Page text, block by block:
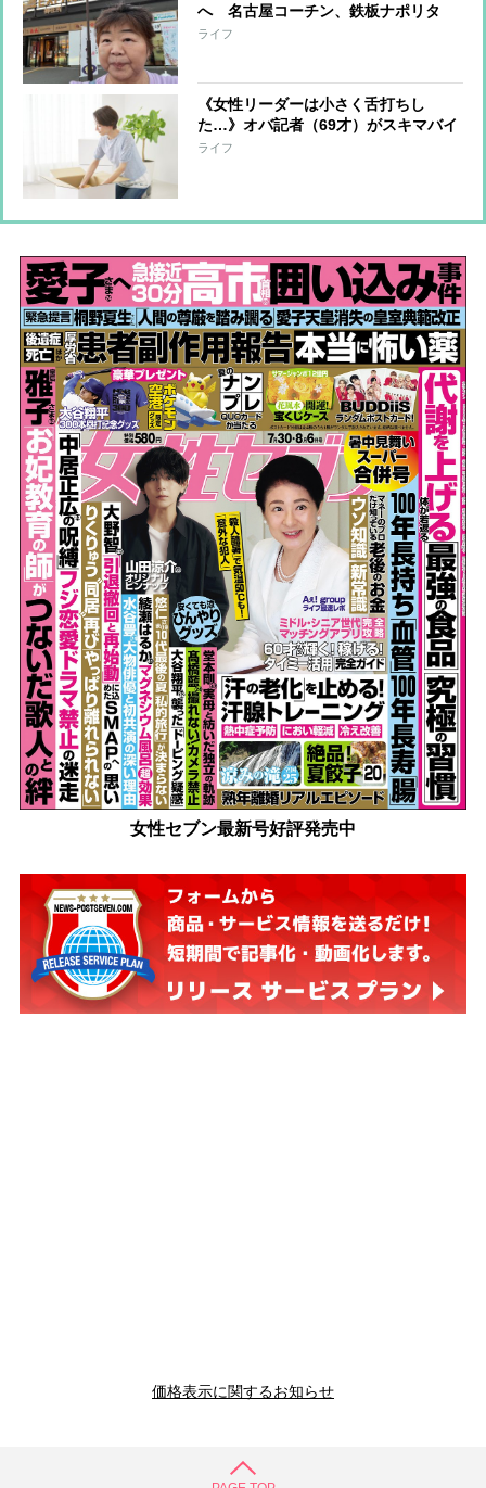
へ 名古屋コーチン、鉄板ナポリタ
ン…堪能した“ご当地グルメ”をリポー
ライフ
《女性リーダーは小さく舌打ちし
た…》オバ記者（69才）がスキマバイ
トに挑戦「私に肉体労働をする資格は
ライフ
女性セブン最新号好評発売中
価格表示に関するお知らせ